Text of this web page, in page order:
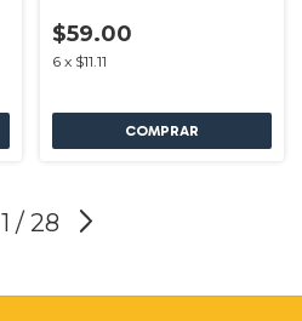
$59.00
6 x $11.11
1 / 28